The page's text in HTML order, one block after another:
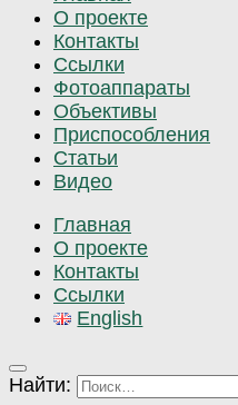
О проекте
Контакты
Ссылки
Фотоаппараты
Объективы
Приспособления
Статьи
Видео
Главная
О проекте
Контакты
Ссылки
English
Найти: